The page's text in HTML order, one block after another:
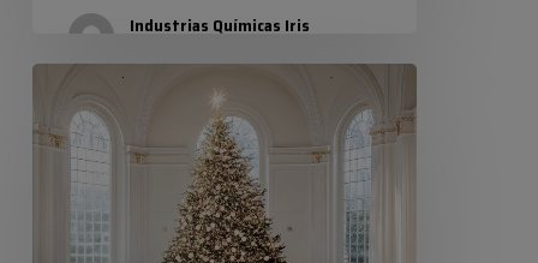
Industrias Químicas Iris
Blancas